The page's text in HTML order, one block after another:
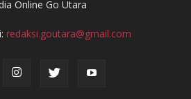
Online Go Utara
redaksi.goutara@gmail.com